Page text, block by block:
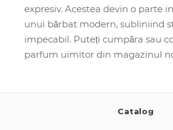
expresiv. Acestea devin o parte
unui bărbat modern, subliniind
impecabil. Puteți cumpăra sau
parfum uimitor din magazinul
Catalog